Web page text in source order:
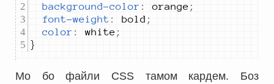
background-color : orange ;
font-weight : bold ;
color : white ;
Мо бо файли CSS тамом кардем. Боз